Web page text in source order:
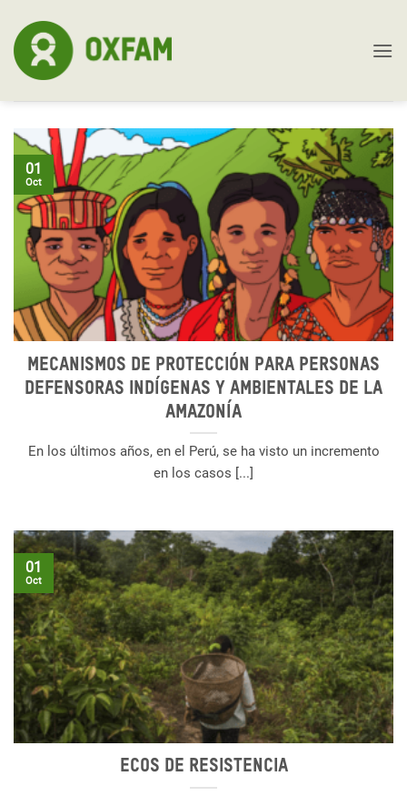
content
Mecanismos de protección para personas
defensoras indígenas y ambientales de la
Amazonía
En los últimos años, en el Perú, se ha visto un incremento
en los casos [...]
01
Oct
Ecos de resistencia
01
Oct